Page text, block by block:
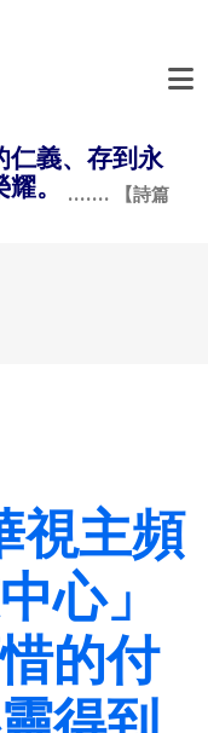
仁義、存到永
。
....... 【詩篇
視主頻
心」
的付